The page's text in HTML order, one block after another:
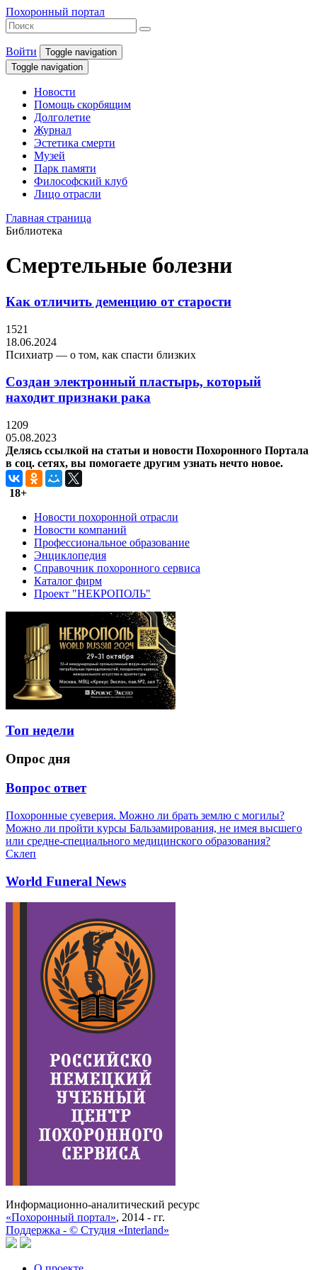
Похоронный портал
Войти
Toggle navigation
Toggle navigation
Новости
Помощь скорбящим
Долголетие
Журнал
Эстетика смерти
Музей
Парк памяти
Философский клуб
Лицо отрасли
Главная страница
Библиотека
Смертельные болезни
Как отличить деменцию от старости
1521
18.06.2024
Психиатр — о том, как спасти близких
Создан электронный пластырь, который
находит признаки рака
1209
05.08.2023
Делясь ссылкой на статьи и новости Похоронного Портала
в соц. сетях, вы помогаете другим узнать нечто новое.
18+
Новости похоронной отрасли
Новости компаний
Профессиональное образование
Энциклопедия
Справочник похоронного сервиса
Каталог фирм
Проект "НЕКРОПОЛЬ"
Топ недели
Опрос дня
Вопрос ответ
Похоронные суеверия. Можно ли брать землю с могилы?
Можно ли пройти курсы Бальзамирования, не имея высшего
или средне-специального медицинского образования?
Склеп
World Funeral News
Информационно-аналитический ресурс
«Похоронный портал», 2014 - гг.
Поддержка - © Cтудия «Interland»